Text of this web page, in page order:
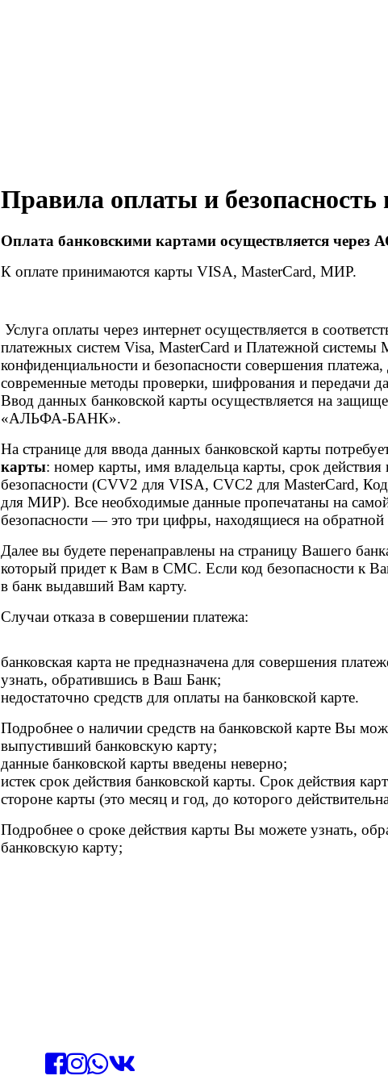
Правила оплаты и безопасность
Оплата банковскими картами осуществляется
К оплате принимаются карты VISA, MasterCard, МИР.
Услуга оплаты через интернет осуществляется в
платежных систем Visa, MasterCard и Платежной
конфиденциальности и безопасности совершения
современные методы проверки, шифрования и передачи
Ввод данных банковской карты осуществляется на
«АЛЬФА-БАНК».
На странице для ввода данных банковской карты
карты: номер карты, имя владельца карты, срок
безопасности (CVV2 для VISA, CVC2 для MasterCard,
для МИР). Все необходимые данные пропечатаны на
безопасности — это три цифры, находящиеся на обратной
Далее вы будете перенаправлены на страницу Вашего
который придет к Вам в СМС. Если код безопасности к
в банк выдавший Вам карту.
Случаи отказа в совершении платежа:
банковская карта не предназначена для совершения
узнать, обратившись в Ваш Банк;
недостаточно средств для оплаты на банковской карте.
Подробнее о наличии средств на банковской карте Вы
выпустивший банковскую карту;
данные банковской карты введены неверно;
истек срок действия банковской карты. Срок действия
стороне карты (это месяц и год, до которого
Подробнее о сроке действия карты Вы можете узнать,
банковскую карту;